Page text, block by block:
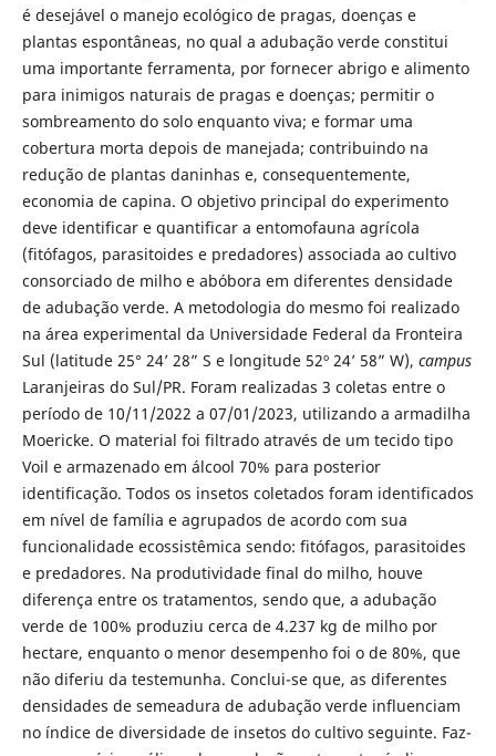
é desejável o manejo ecológico de pragas, doenças e
plantas espontâneas, no qual a adubação verde constitui
uma importante ferramenta, por fornecer abrigo e alimento
para inimigos naturais de pragas e doenças; permitir o
sombreamento do solo enquanto viva; e formar uma
cobertura morta depois de manejada; contribuindo na
redução de plantas daninhas e, consequentemente,
economia de capina. O objetivo principal do experimento
deve identificar e quantificar a entomofauna agrícola
(fitófagos, parasitoides e predadores) associada ao cultivo
consorciado de milho e abóbora em diferentes densidade
de adubação verde. A metodologia do mesmo foi realizado
na área experimental da Universidade Federal da Fronteira
Sul (latitude 25° 24’ 28” S e longitude 52º 24’ 58” W), campus
Laranjeiras do Sul/PR. Foram realizadas 3 coletas entre o
período de 10/11/2022 a 07/01/2023, utilizando a armadilha
Moericke. O material foi filtrado através de um tecido tipo
Voil e armazenado em álcool 70% para posterior
identificação. Todos os insetos coletados foram identificados
em nível de família e agrupados de acordo com sua
funcionalidade ecossistêmica sendo: fitófagos, parasitoides
e predadores. Na produtividade final do milho, houve
diferença entre os tratamentos, sendo que, a adubação
verde de 100% produziu cerca de 4.237 kg de milho por
hectare, enquanto o menor desempenho foi o de 80%, que
não diferiu da testemunha. Conclui-se que, as diferentes
densidades de semeadura de adubação verde influenciam
no índice de diversidade de insetos do cultivo seguinte. Faz-